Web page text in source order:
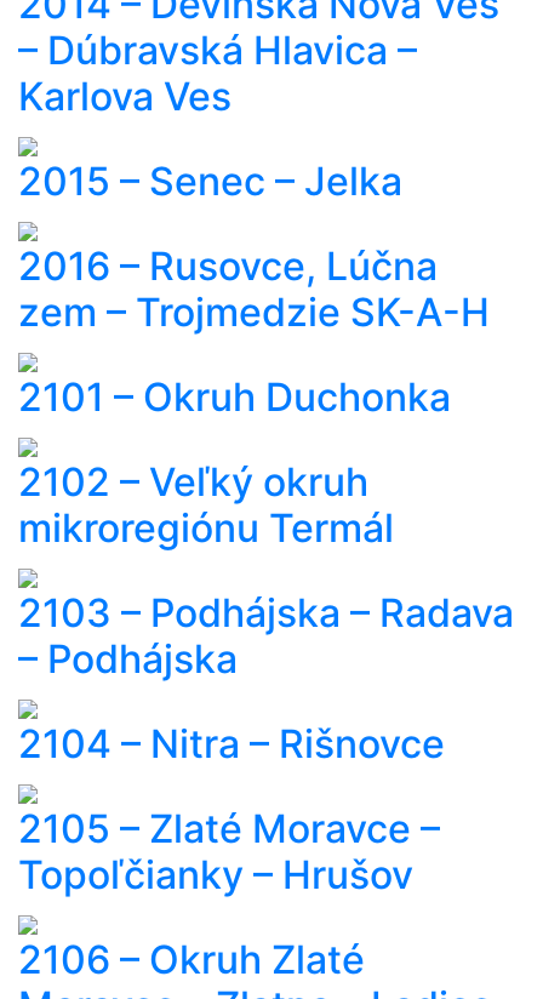
– Dúbravská Hlavica –
Karlova Ves
2015 – Senec – Jelka
2016 – Rusovce, Lúčna
zem – Trojmedzie SK-A-H
2101 – Okruh Duchonka
2102 – Veľký okruh
mikroregiónu Termál
2103 – Podhájska – Radava
– Podhájska
2104 – Nitra – Rišnovce
2105 – Zlaté Moravce –
Topoľčianky – Hrušov
2106 – Okruh Zlaté